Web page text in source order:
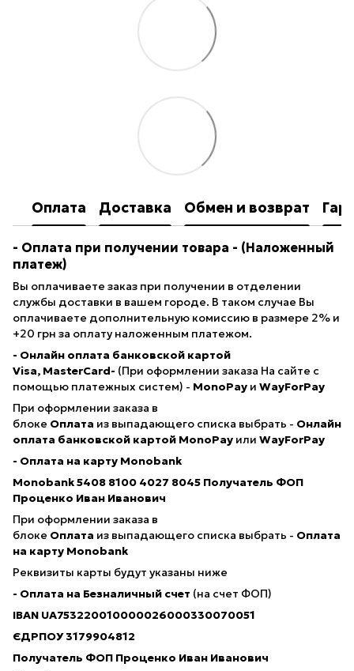
Оплата Доставка Обмен и возврат
- Оплата при получении товара - (Наложенный
платеж)
Вы оплачиваете заказ при получении в отделении
службы доставки в вашем городе. В таком случае Вы
оплачиваете дополнительную комиссию в размере 2% и
+20 грн за оплату наложенным платежом.
- Онлайн оплата банковской картой
Visa, MasterCard- (При оформлении заказа На сайте с
помощью платежных систем) - MonoPay и WayForPay
При оформлении заказа в
блоке Оплата из выпадающего списка выбрать - Онлайн
оплата банковской картой MonoPay или WayForPay
- Оплата на карту Monobank
Monobank 5408 8100 4027 8045 Получатель ФОП
Проценко Иван Иванович
При оформлении заказа в
блоке Оплата из выпадающего списка выбрать - Оплата
на карту Monobank
Реквизиты карты будут указаны ниже
- Оплата на Безналичный счет (на счет ФОП)
IBAN UA753220010000026000330070051
ЄДРПОУ 3179904812
Получатель ФОП Проценко Иван Иванович